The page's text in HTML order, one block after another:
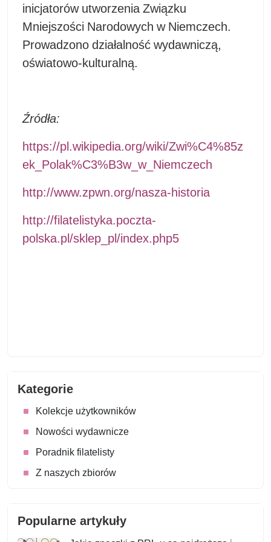
inicjatorów utworzenia Związku
Mniejszości Narodowych w Niemczech.
Prowadzono działalność wydawniczą,
oświatowo-kulturalną.
Źródła:
https://pl.wikipedia.org/wiki/Zwi%C4%85z
ek_Polak%C3%B3w_w_Niemczech
http://www.zpwn.org/nasza-historia
http://filatelistyka.poczta-
polska.pl/sklep_pl/index.php5
Kategorie
Kolekcje użytkowników
Nowości wydawnicze
Poradnik filatelisty
Z naszych zbiorów
Popularne artykuły